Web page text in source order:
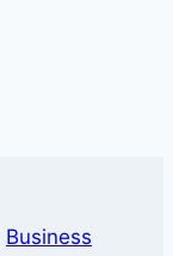
Business